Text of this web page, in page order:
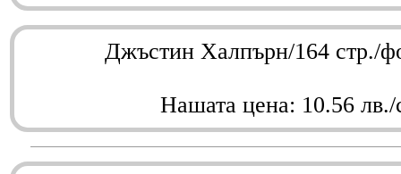
Джъстин Халпърн/164 стр./
Нашата цена: 10.56 лв./